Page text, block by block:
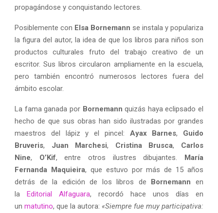
propagándose y conquistando lectores.
Posiblemente con Elsa Bornemann se instala y populariza
la figura del autor, la idea de que los libros para niños son
productos culturales fruto del trabajo creativo de un
escritor. Sus libros circularon ampliamente en la escuela,
pero también encontró numerosos lectores fuera del
ámbito escolar.
La fama ganada por Bornemann quizás haya eclipsado el
hecho de que sus obras han sido ilustradas por grandes
maestros del lápiz y el pincel: Ayax Barnes, Guido
Bruveris, Juan Marchesi, Cristina Brusca, Carlos
Nine, O’Kif, entre otros ilustres dibujantes. María
Fernanda Maquieira, que estuvo por más de 15 años
detrás de la edición de los libros de Bornemann en
la Editorial Alfaguara, recordó hace unos días en
un matutino, que la autora: «Siempre fue muy participativa: